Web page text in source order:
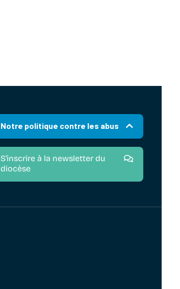
Notre politique contre les abus
S'inscrire à la newsletter du
diocèse